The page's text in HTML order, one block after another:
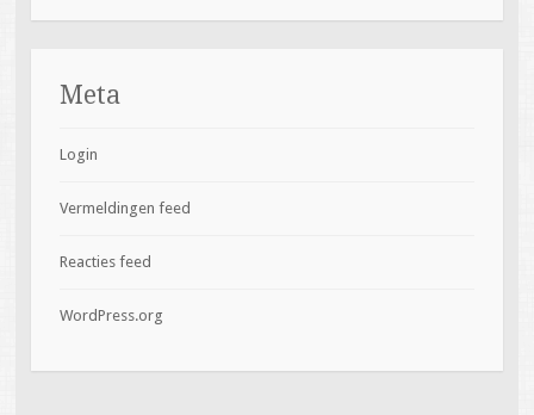
Meta
Login
Vermeldingen feed
Reacties feed
WordPress.org